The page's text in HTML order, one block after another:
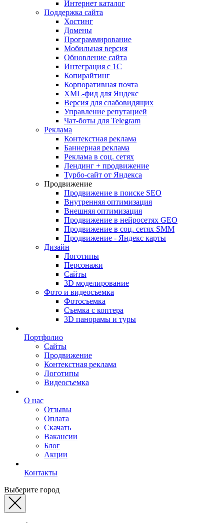
Интернет каталог
Поддержка сайта
Хостинг
Домены
Программирование
Мобильная версия
Обновление сайта
Интеграция с 1С
Копирайтинг
Корпоративная почта
XML-фид для Яндекс
Версия для слабовидящих
Управление репутацией
Чат-боты для Telegram
Реклама
Контекстная реклама
Баннерная реклама
Реклама в соц. сетях
Лендинг + продвижение
Турбо-сайт от Яндекса
Продвижение
Продвижение в поиске SEO
Внутренняя оптимизация
Внешняя оптимизация
Продвижение в нейросетях GEO
Продвижение в соц. сетях SMM
Продвижение - Яндекс карты
Дизайн
Логотипы
Персонажи
Сайты
3D моделирование
Фото и видеосъемка
Фотосъемка
Съемка с коптера
3D панорамы и туры
Портфолио
Сайты
Продвижение
Контекстная реклама
Логотипы
Видеосъемка
О нас
Отзывы
Оплата
Скачать
Вакансии
Блог
Акции
Контакты
Выберите город